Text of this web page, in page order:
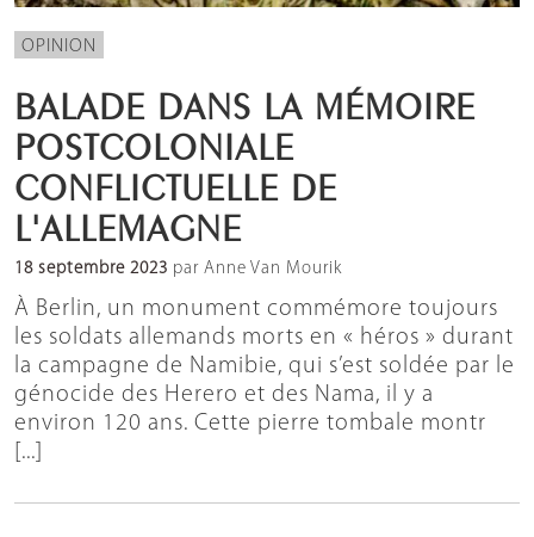
OPINION
BALADE DANS LA MÉMOIRE
POSTCOLONIALE
CONFLICTUELLE DE
L'ALLEMAGNE
18 septembre 2023 par Anne Van Mourik
À Berlin, un monument commémore toujours
les soldats allemands morts en « héros » durant
la campagne de Namibie, qui s’est soldée par le
génocide des Herero et des Nama, il y a
environ 120 ans. Cette pierre tombale montr
[...]